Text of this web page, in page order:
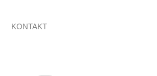
KONTAKT